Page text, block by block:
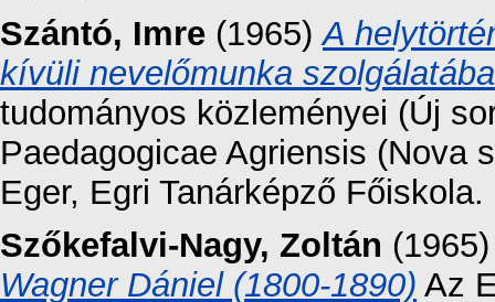
Szántó, Imre (1965)A
kívüli nevelőmunka
tudományos közleményei (Új
Paedagogicae Agriensis (Nova
Eger, Egri Tanárképző
Szőkefalvi-Nagy, Zoltán
Wagner Dániel (1800-1890) Az